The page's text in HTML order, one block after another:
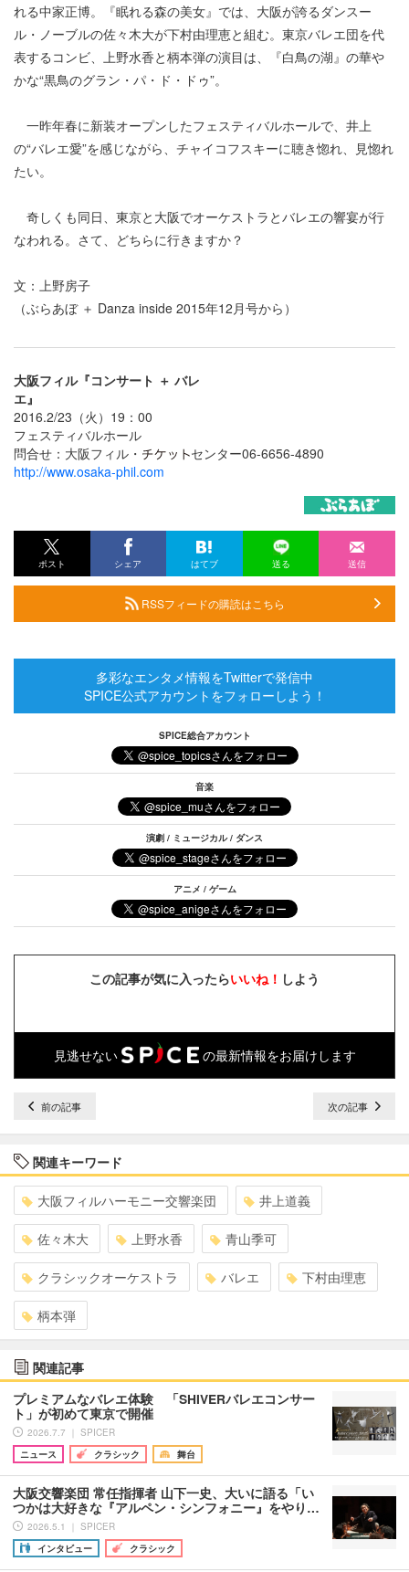
れる中家正博。『眠れる森の美女』では、大阪が誇るダンスー
ル・ノーブルの佐々木大が下村由理恵と組む。東京バレエ団を代
表するコンビ、上野水香と柄本弾の演目は、『白鳥の湖』の華や
かな“黒鳥のグラン・パ・ド・ドゥ”。
一昨年春に新装オープンしたフェスティバルホールで、井上
の“バレエ愛”を感じながら、チャイコフスキーに聴き惚れ、見惚れ
たい。
奇しくも同日、東京と大阪でオーケストラとバレエの響宴が行
なわれる。さて、どちらに行きますか？
文：上野房子
（ぶらあぼ ＋ Danza inside 2015年12月号から）
大阪フィル『コンサート ＋ バレ
エ』
2016.2/23（火）19：00
フェスティバルホール
問合せ：大阪フィル・
センター06-6656-4890
http://www.osaka-phil.com
ポスト シェア はてブ 送る 送信
RSSフィードの購読はこちら
多彩なエンタメ情報をTwitterで発信中
SPICE公式アカウントをフォローしよう！
SPICE総合アカウント
音楽
演劇 / ミュージカル / ダンス
アニメ / ゲーム
この記事が気に入ったらいいね！ しよう
見逃せない の最新情報をお届けします
前の記事 次の記事
関連キーワード
大阪フィルハーモニー交響楽団 井上道義
佐々木大 上野水香 青山季可
クラシックオーケストラ バレエ 下村由理恵
柄本弾
関連記事
プレミアムなバレエ体験 「SHIVERバレエコンサー
ト」が初めて東京で開催
2026.7.7 ｜ SPICER
ニュース
クラシック 舞台
大阪交響楽団 常任指揮者 山下一史、大いに語る「い
つかは大好きな『アルペン・シンフォニー』をやり…
2026.5.1 ｜ SPICER
インタビュー
クラシック